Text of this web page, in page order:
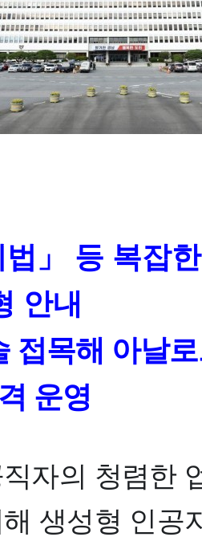
」 등 복잡
안내
접목해 아날
운영
자의 청렴한
생성형 인공